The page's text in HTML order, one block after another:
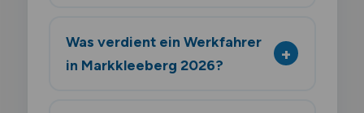
Was verdient ein Werkfahrer
in Markkleeberg 2026?